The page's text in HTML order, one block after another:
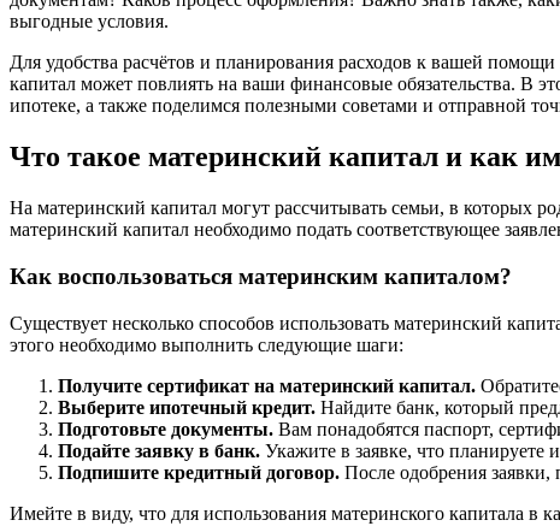
выгодные условия.
Для удобства расчётов и планирования расходов к вашей
капитал может повлиять на ваши финансовые обязательства. В
ипотеке, а также поделимся полезными советами и отправной
Что такое материнский капитал и как им
На материнский капитал могут рассчитывать семьи, в которых
материнский капитал необходимо подать соответствующее
Как воспользоваться материнским капиталом?
Существует несколько способов использовать материнский
этого необходимо выполнить следующие шаги:
Получите сертификат на материнский капитал.
Выберите ипотечный кредит. Найдите банк, который
Подготовьте документы. Вам понадобятся паспорт,
Подайте заявку в банк. Укажите в заявке, что планируете
Подпишите кредитный договор. После одобрения
Имейте в виду, что для использования материнского капитала в